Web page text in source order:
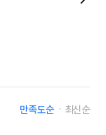
만족도순 최신순